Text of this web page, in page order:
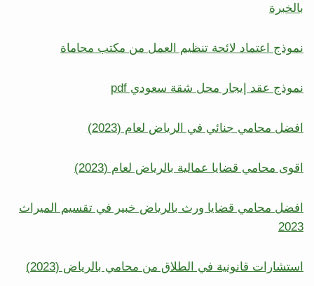
بالخبرة
نموذج اعتماد لائحة تنظيم العمل من مكتب محاماة
نموذج عقد إيجار محل شقة سعودي pdf
افضل محامي جنائي في الرياض لعام (2023)
اقوى محامي قضايا عمالية بالرياض لعام (2023)
افضل محامي قضايا ورث بالرياض خبير في تقسيم الميراث
2023
استشارات قانونية في الطلاق من محامي بالرياض (2023)